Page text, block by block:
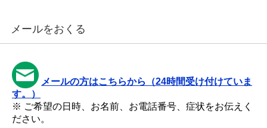
メールをおくる
メールの方はこちらから（24時間受け付けていま
す。）
※ ご希望の日時、お名前、お電話番号、症状をお伝えく
ださい。